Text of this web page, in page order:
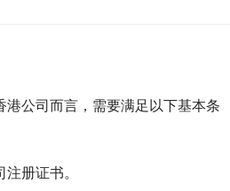
公司而言，需要满足以下基本条
册证书。